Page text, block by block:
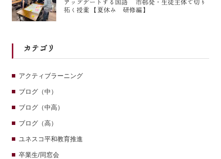
アップデートする国語 市邨発・生徒主体で切り
拓く授業 【夏休み 研修編】
カテゴリ
アクティブラーニング
ブログ（中）
ブログ（中高）
ブログ（高）
ユネスコ平和教育推進
卒業生/同窓会